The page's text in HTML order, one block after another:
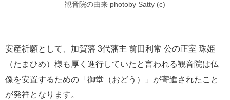
観音院の由来 photoby Satty (c)
安産祈願として、加賀藩 3代藩主 前田利常 公の正室 珠姫
（たまひめ）様も厚く進行していたと言われる観音院は仏
像を安置するための「御堂（おどう）」が寄進されたこと
が発祥となります。